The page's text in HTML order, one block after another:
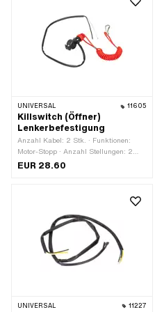
UNIVERSAL 11605
Killswitch (Öffner)
Lenkerbefestigung
Anzahl Kabel: 2 Stk. · Funktionen:
Motor-Stopp · Anzahl Stellungen: 2
Stk. · Ø Lenker: 22 mm
EUR 28.60
UNIVERSAL 11227